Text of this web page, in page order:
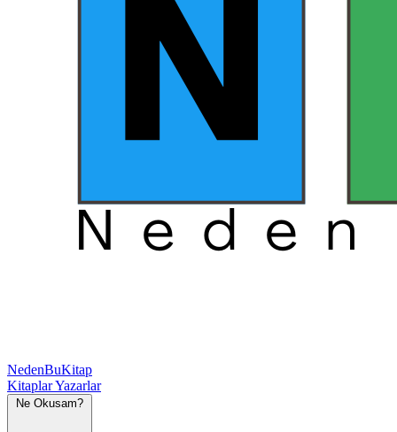
NedenBuKitap
KitaplarYazarlar
Ne Okusam?